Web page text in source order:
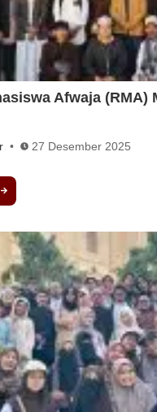
Afwaja (RMA)
27 Desember 2025